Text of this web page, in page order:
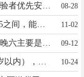
招聘托管老师，要求有爱心责任心，有经验者优先安13115582109 08-28
电脑店招聘，有无经验均可，年龄在20-35之间，能上高安监控，学习期间，有带薪工资，学会留用，能独立完成工作，工资3000元，工作时间早8晚5，中午1.5时吃饭，每个月4天带薪假和节假日，长期干给交养老保险，能在友好居住，要求有责任心，善于沟通，身体健康，地址，友好，电话号码13136716789夏女士18604588388 11-02
09-12
10-24